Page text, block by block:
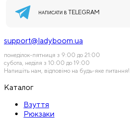
НАПИСАТИ В TELEGRAM
support@ladyboom.ua
понеділок-пятниця з 9:00 до 21:00
субота, неділя з 10:00 до 19:00
Напишіть нам, відповімо на будь-яке питання!
Каталог
Взуття
Рюкзаки